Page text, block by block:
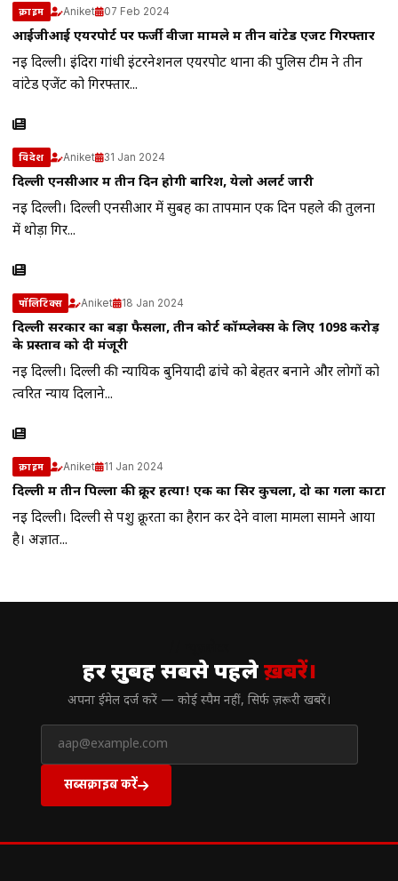
क्राइम Aniket 07 Feb 2024
आईजीआई एयरपोर्ट पर फर्जी वीजा मामले में तीन वांटेड एजेंट गिरफ्तार
नई दिल्ली। इंदिरा गांधी इंटरनेशनल एयरपोर्ट थाना की पुलिस टीम ने तीन
वांटेड एजेंट को गिरफ्तार...
विदेश Aniket 31 Jan 2024
दिल्ली एनसीआर में तीन दिन होगी बारिश, येलो अलर्ट जारी
नई दिल्ली। दिल्ली एनसीआर में सुबह का तापमान एक दिन पहले की तुलना
में थोड़ा गिर...
पॉलिटिक्स Aniket 18 Jan 2024
दिल्ली सरकार का बड़ा फैसला, तीन कोर्ट कॉम्प्लेक्स के लिए 1098 करोड़
के प्रस्ताव को दी मंजूरी
नई दिल्ली। दिल्ली की न्यायिक बुनियादी ढांचे को बेहतर बनाने और लोगों को
त्वरित न्याय दिलाने...
क्राइम Aniket 11 Jan 2024
दिल्ली में तीन पिल्लों की क्रूर हत्या! एक का सिर कुचला, दो का गला काटा
नई दिल्ली। दिल्ली से पशु क्रूरता का हैरान कर देने वाला मामला सामने आया
है। अज्ञात...
हर सुबह सबसे पहलेख़बरें।
अपना ईमेल दर्ज करें — कोई स्पैम नहीं, सिर्फ ज़रूरी खबरें।
सब्सक्राइब करें